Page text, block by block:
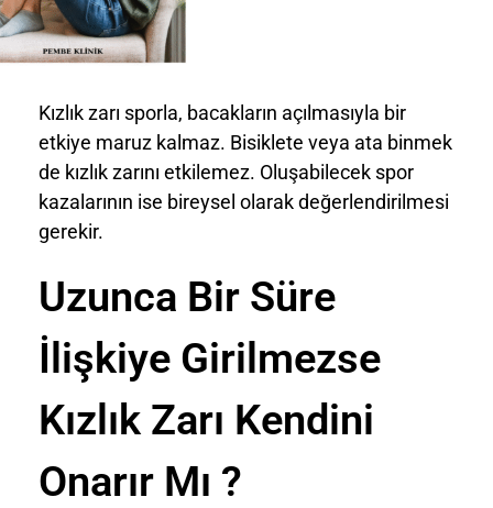
Kızlık zarı sporla, bacakların açılmasıyla bir
etkiye maruz kalmaz. Bisiklete veya ata binmek
de kızlık zarını etkilemez. Oluşabilecek spor
kazalarının ise bireysel olarak değerlendirilmesi
gerekir.
Uzunca Bir Süre
İlişkiye Girilmezse
Kızlık Zarı Kendini
Onarır Mı ?